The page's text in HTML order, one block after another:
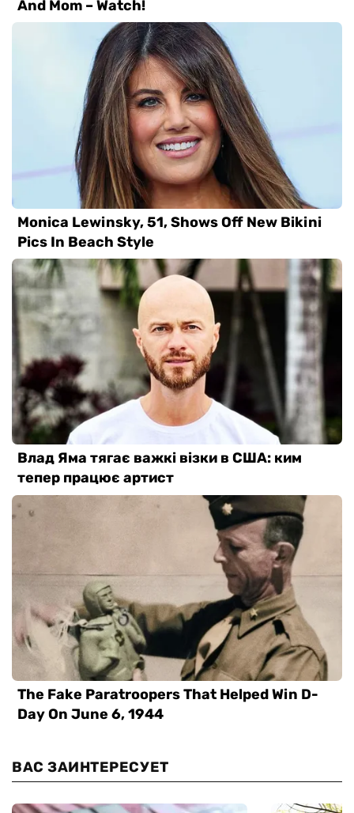
ВАС ЗАИНТЕРЕСУЕТ